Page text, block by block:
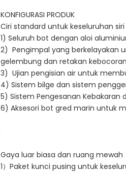
KONFIGURASI PRODUK
Ciri standard untuk keseluruhan siri
1) Seluruh bot dengan aloi
2) Pengimpal yang berkelayakan
gelembung dan retakan
3) Ujian pengisian air untuk
4) Sistem bilge dan sistem
5) Sistem Pengesanan Kebakaran
6) Aksesori bot gred marin untuk
Gaya luar biasa dan ruang mewah
1）Paket kunci pusing untuk